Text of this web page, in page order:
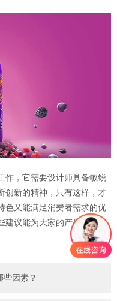
，它需要设计师具备敏锐
创新的精神，只有这样，才
色又能满足消费者需求的优
建议能为大家的产品提供一
些因素？